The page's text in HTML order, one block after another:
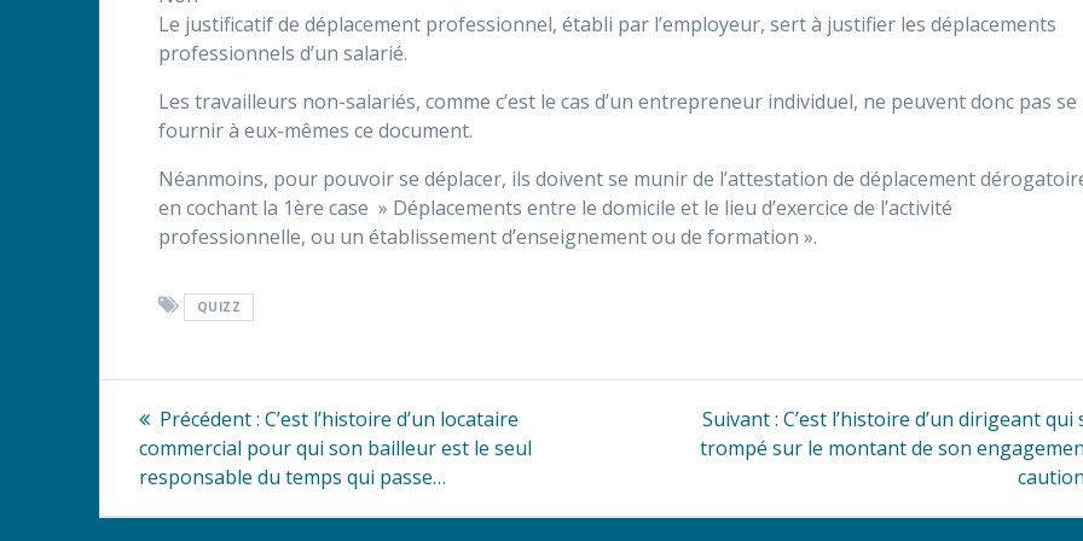
Le justificatif de déplacement professionnel, établi par l’employeur, sert à justifier les déplacements
professionnels d’un salarié.
Les travailleurs non-salariés, comme c’est le cas d’un entrepreneur individuel, ne peuvent donc pas se
fournir à eux-mêmes ce document.
Néanmoins, pour pouvoir se déplacer, ils doivent se munir de l’attestation de déplacement
en cochant la 1ère case » Déplacements entre le domicile et le lieu d’exercice de l’activité
professionnelle, ou un établissement d’enseignement ou de formation ».
QUIZZ
Navigation
de
l’article
Précédent : Article
précédent
:
C’est l’histoire d’un locataire
commercial pour qui son bailleur est le seul
responsable du temps qui passe…
Suivant : Article
suivant
C’est l’histoire d’un dirigeant qui
trompé sur le montant de son